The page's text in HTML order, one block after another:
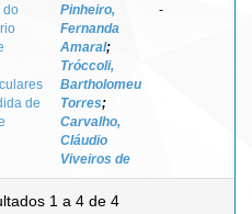
do
de
Pinheiro,
Fernanda
Amaral;
Tróccoli,
Bartholomeu
Torres;
Carvalho,
Cláudio
Viveiros de
-
1 a 4 de 4